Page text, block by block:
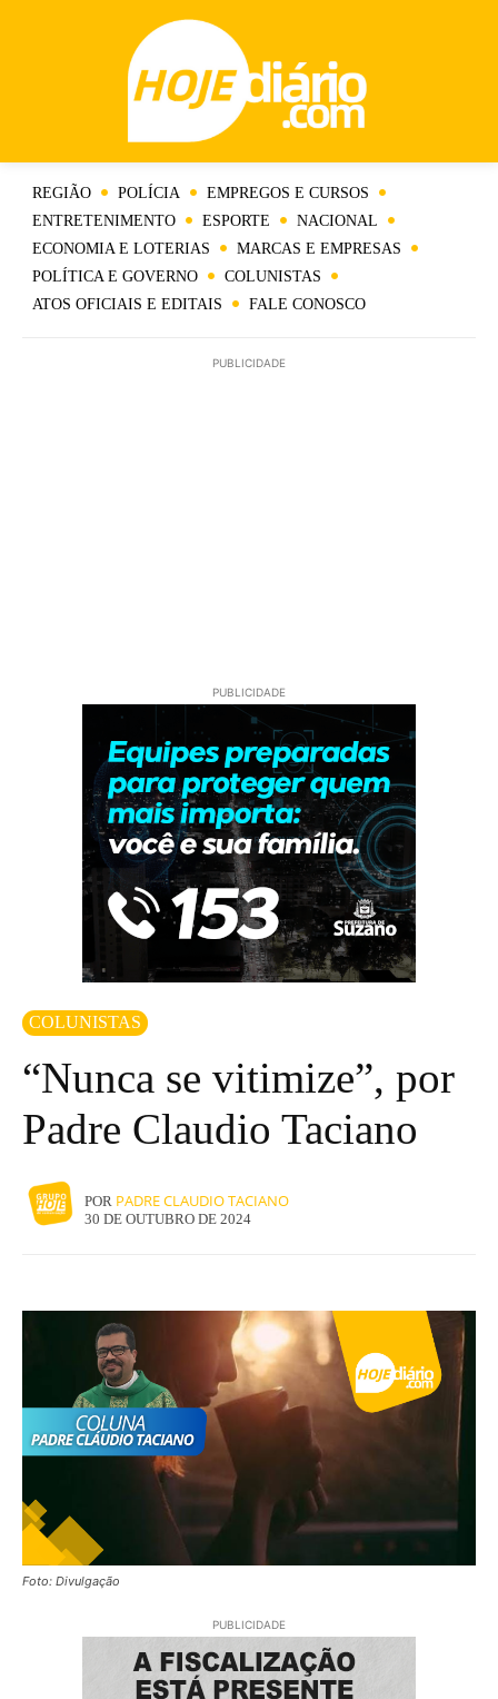
REGIÃO POLÍCIA
EMPREGOS E CURSOS
ENTRETENIMENTO
ESPORTE
NACIONAL
ECONOMIA E LOTERIAS
MARCAS E EMPRESAS
POLÍTICA E GOVERNO
COLUNISTAS
ATOS OFICIAIS E EDITAIS
FALE CONOSCO
PUBLICIDADE
PUBLICIDADE
COLUNISTAS
“Nunca se vitimize”, por
Padre Claudio Taciano
POR PADRE CLAUDIO TACIANO
30 DE OUTUBRO DE 2024
Foto: Divulgação
PUBLICIDADE